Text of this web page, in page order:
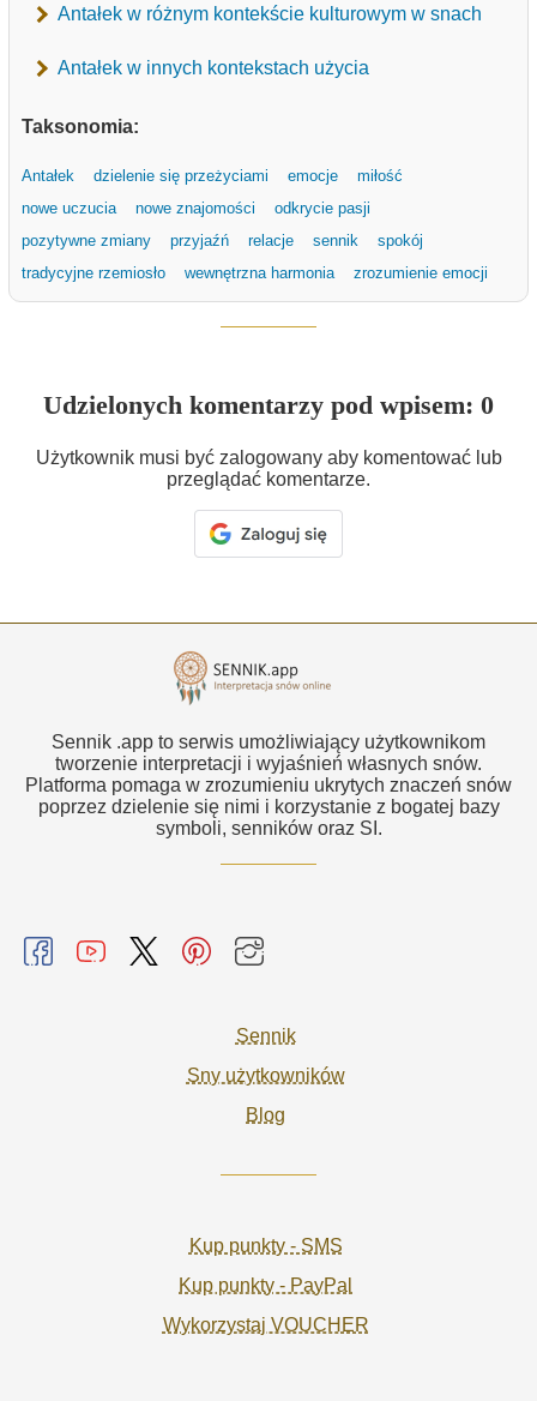
Antałek w różnym kontekście kulturowym w snach
Antałek w innych kontekstach użycia
Taksonomia:
Antałek dzielenie się przeżyciami emocje
miłość
nowe uczucia
nowe znajomości
odkrycie pasji
pozytywne zmiany
przyjaźń relacje sennik
spokój
tradycyjne rzemiosło
wewnętrzna harmonia zrozumienie emocji
Udzielonych komentarzy pod wpisem: 0
Użytkownik musi być zalogowany aby komentować lub
przeglądać komentarze.
Sennik .app to serwis umożliwiający użytkownikom
tworzenie interpretacji i wyjaśnień własnych snów.
Platforma pomaga w zrozumieniu ukrytych znaczeń snów
poprzez dzielenie się nimi i korzystanie z bogatej bazy
symboli, senników oraz SI.
Sennik
Sny użytkowników
Blog
Kup punkty - SMS
Kup punkty - PayPal
Wykorzystaj VOUCHER